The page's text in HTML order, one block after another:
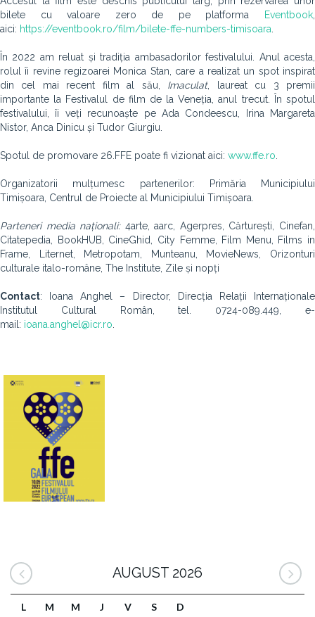
bilete cu valoare zero de pe platforma
Eventbook
aici: https://eventbook.ro/film/bilete-ffe-numbers-timisoara
În 2022 am reluat și tradiția ambasadorilor festivalului. Anul acesta,
rolul îi revine regizoarei Monica Stan, care a realizat un spot inspirat
din cel mai recent film al său, Imaculat, laureat cu 3 premii
importante la Festivalul de film de la Veneția, anul trecut. În spotul
festivalului, îi veți recunoaște pe Ada Condeescu, Irina Margareta
Nistor, Anca Dinicu și Tudor Giurgiu.
Spotul de promovare 26.FFE poate fi vizionat aici: www.ffe.ro
Organizatorii mulțumesc partenerilor: Primăria Municipiului
Timișoara, Centrul de Proiecte al Municipiului Timișoara.
Parteneri media naționali:4arte, aarc, Agerpres, Cărturești, Cinefan,
Citatepedia, BookHUB, CineGhid, City Femme, Film Menu, Films in
Frame, Liternet, Metropotam, Munteanu, MovieNews, Orizonturi
culturale italo-române, The Institute, Zile și nopți
Contact: Ioana Anghel – Director, Direcția Relații Internaționale
Institutul Cultural Român, tel. 0724-089.449, e-
mail: ioana.anghel@icr.ro
AUGUST 2026
L M M J V S D